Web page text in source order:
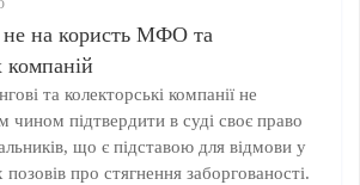
не на користь МФО та
компаній
та колекторські компанії не
підтвердити в суді своє право
що є підставою для відмови у
позовів про стягнення заборгованості.